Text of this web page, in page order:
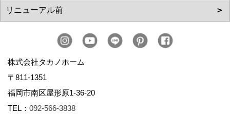
株式会社タカノホーム
〒811-1351
福岡市南区屋形原1-36-20
TEL： 092-566-3838